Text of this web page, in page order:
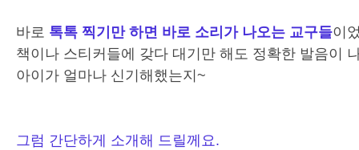
바로 톡톡 찍기만 하면 바로 소리가 나오는 교구들이
책이나 스티커들에 갖다 대기만 해도 정확한 발음이
아이가 얼마나 신기해했는지~
그럼 간단하게 소개해 드릴께요.